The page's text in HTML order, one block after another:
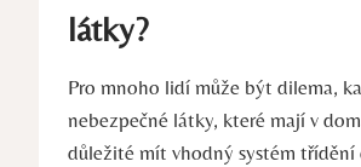
látky?
Pro mnoho lidí může být dilema,
nebezpečné látky, které mají v
důležité mít vhodný systém třídění